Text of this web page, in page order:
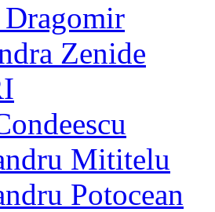
Dragomir
Zenide
Mititelu
Potocean